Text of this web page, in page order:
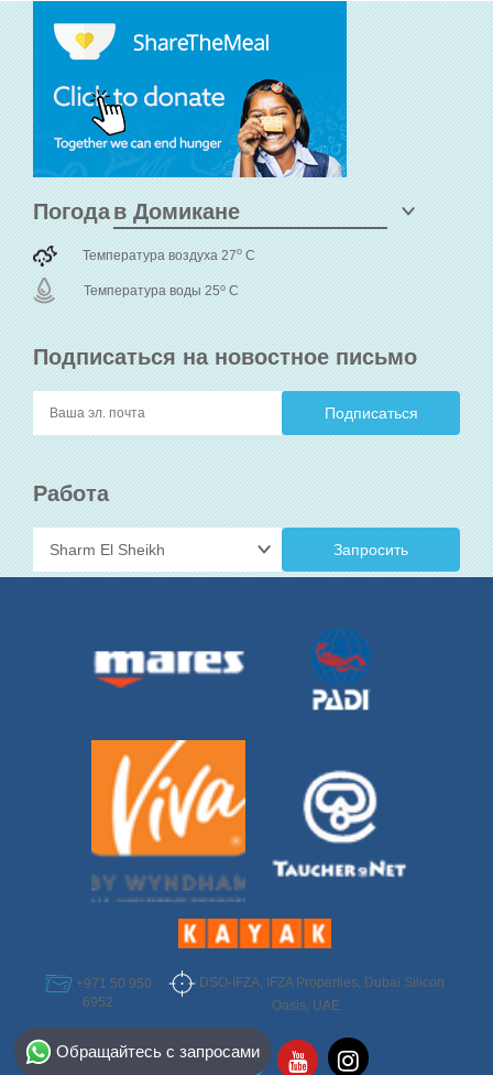
Подписаться на новостное письмо
Работа
Запросить
Погода
Температура воздуха 27o C
Температура воды 25o C
+971 50 950
6952
DSO-IFZA, IFZA Properties, Dubai Silicon
Oasis, UAE
Обращайтесь с запросами
Select Destination
Egypt